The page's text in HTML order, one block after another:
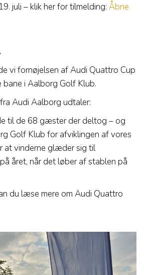
juli – klik her for tilmelding: Åbne
vi fornøjelsen af Audi Quattro Cup
i Aalborg Golf Klub.
Audi Aalborg udtaler:
til de 68 gæster der deltog – og
Golf Klub for afviklingen af vores
at vinderne glæder sig til
året, når det løber af stablen på
du læse mere om Audi Quattro